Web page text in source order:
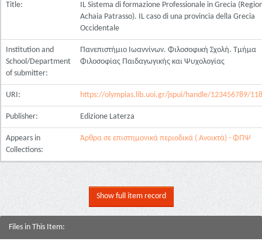
Title:
IL Sistema di formazione Professionale in Grecia
Achaia Patrasso). IL caso di una provincia della Grecia
Occidentale
Institution and
School/Department
of submitter:
Πανεπιστήμιο Ιωαννίνων. Φιλοσοφική Σχολή. Τμήμα
Φιλοσοφίας Παιδαγωγικής και Ψυχολογίας
URI: https://olympias.lib.uoi.gr/jspui/handle/123456789/
Publisher: Edizione Laterza
Appears in
Collections:
Άρθρα σε επιστημονικά περιοδικά ( Ανοικτά) - ΦΠΨ
Show full item record
Files in This Item: